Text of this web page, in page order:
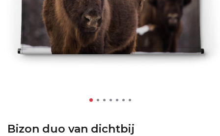
Bizon duo van dichtbij